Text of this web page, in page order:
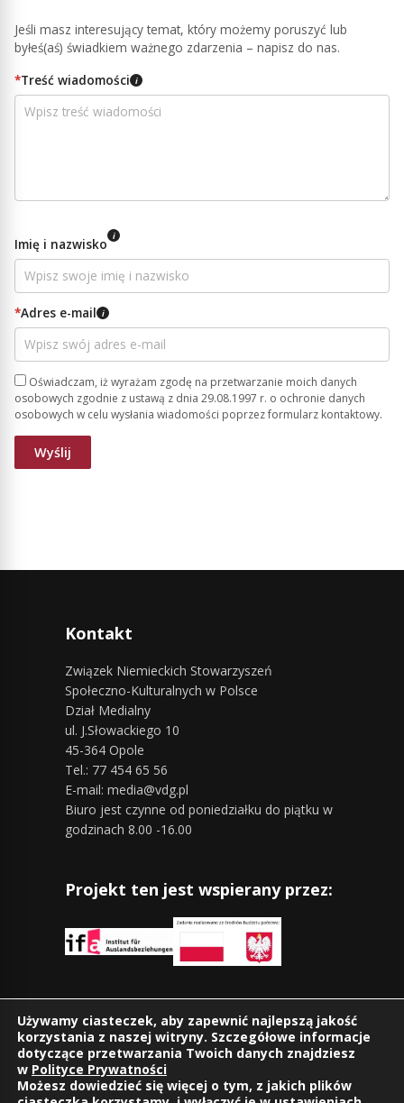
Jeśli masz interesujący temat, który możemy poruszyć lub
byłeś(aś) świadkiem ważnego zdarzenia – napisz do nas.
*Treść wiadomości i
Imię i nazwisko i
*Adres e-mail i
Oświadczam, iż wyrażam zgodę na przetwarzanie moich danych
osobowych zgodnie z ustawą z dnia 29.08.1997 r. o ochronie danych
osobowych w celu wysłania wiadomości poprzez formularz kontaktowy.
Kontakt
Związek Niemieckich Stowarzyszeń
Społeczno-Kulturalnych w Polsce
Dział Medialny
ul. J.Słowackiego 10
45-364 Opole
Tel.: 77 454 65 56
E-mail: media@vdg.pl
Biuro jest czynne od poniedziałku do piątku w
godzinach 8.00 -16.00
Projekt ten jest wspierany przez:
Znajdziesz nas również na:
Używamy ciasteczek, aby zapewnić najlepszą jakość
korzystania z naszej witryny. Szczegółowe informacje
dotyczące przetwarzania Twoich danych znajdziesz
w Polityce Prywatności
Możesz dowiedzieć się więcej o tym, z jakich plików